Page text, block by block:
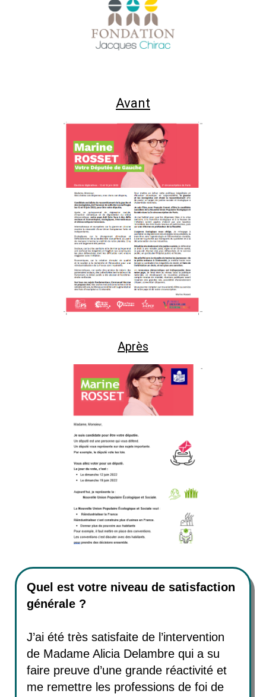
Avant
Après
Quel est votre niveau de satisfaction
générale ?
J’ai été très satisfaite de l’intervention
de Madame Alicia Delambre qui a su
faire preuve d’une grande réactivité et
me remettre les professions de foi de